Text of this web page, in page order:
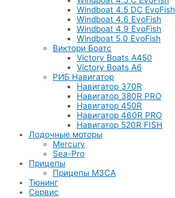
Windboat 4.5 DC EvoFish
Windboat 4.6 EvoFish
Windboat 4.9 EvoFish
Windboat 5.0 EvoFish
Виктори Боатс
Victory Boats A450
Victory Boats A6
РИБ Навигатор
Навигатор 370R
Навигатор 380R PRO
Навигатор 450R
Навигатор 460R PRO
Навигатор 520R FISH
Лодочные моторы
Mercury
Sea-Pro
Прицепы
Прицепы МЗСА
Тюнинг
Сервис